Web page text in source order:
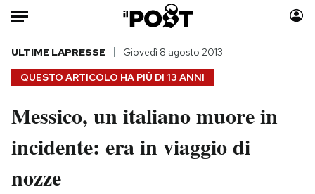
Auto
HOME
Italia
Politica
Tecnologia
Moda
Consumismi
QUESTO ARTICOLO HA PIÙ DI 13 ANNI
ULTIME LAPRESSE Giovedì 8 agosto 2013
Messico, un italiano muore in
incidente: era in viaggio di
nozze